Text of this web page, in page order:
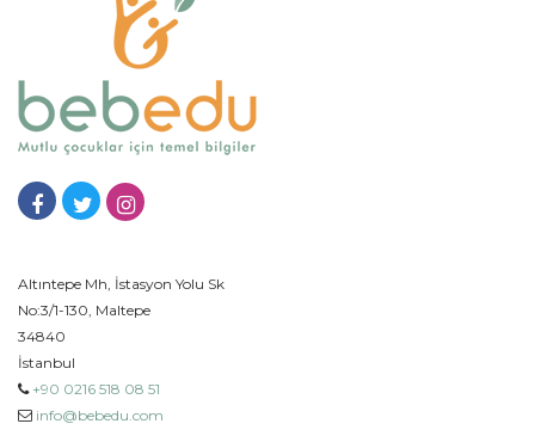
Altıntepe Mh, İstasyon Yolu Sk
No:3/1-130, Maltepe
34840
İstanbul
+90 0216 518 08 51
info@bebedu.com